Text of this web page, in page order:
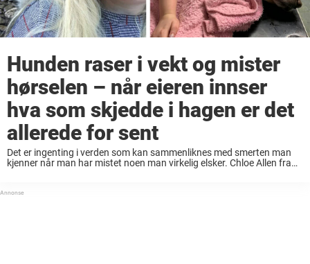
Hunden raser i vekt og mister
hørselen – når eieren innser
hva som skjedde i hagen er det
allerede for sent
Det er ingenting i verden som kan sammenliknes med smerten man
kjenner når man har mistet noen man virkelig elsker. Chloe Allen fra